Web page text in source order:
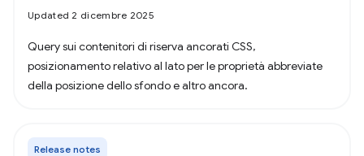
Updated 2 dicembre 2025
Query sui contenitori di riserva ancorati CSS,
posizionamento relativo al lato per le proprietà abbreviate
della posizione dello sfondo e altro ancora.
Release notes